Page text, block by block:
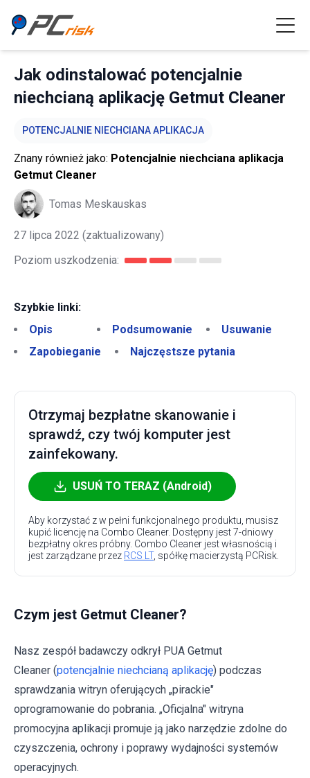
Jak odinstalować potencjalnie
niechcianą aplikację Getmut Cleaner
POTENCJALNIE NIECHCIANA APLIKACJA
Znany również jako: Potencjalnie niechciana aplikacja
Getmut Cleaner
Tomas Meskauskas
27 lipca 2022 (zaktualizowany)
Poziom uszkodzenia:
Szybkie linki:
Opis
Podsumowanie
Usuwanie
Zapobieganie
Najczęstsze pytania
Otrzymaj bezpłatne skanowanie i
sprawdź, czy twój komputer jest
zainfekowany.
USUŃ TO TERAZ (Android)
Aby korzystać z w pełni funkcjonalnego produktu, musisz
kupić licencję na Combo Cleaner. Dostępny jest 7-dniowy
bezpłatny okres próbny. Combo Cleaner jest własnością i
jest zarządzane przez RCS LT, spółkę macierzystą PCRisk.
Czym jest Getmut Cleaner?
Nasz zespół badawczy odkrył PUA Getmut
Cleaner (potencjalnie niechcianą aplikację) podczas
sprawdzania witryn oferujących „pirackie"
oprogramowanie do pobrania. „Oficjalna" witryna
promocyjna aplikacji promuje ją jako narzędzie zdolne do
czyszczenia, ochrony i poprawy wydajności systemów
operacyjnych.